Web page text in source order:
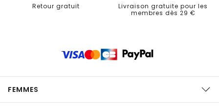
Retour gratuit
Livraison gratuite pour les
membres dès 29 €
FEMMES